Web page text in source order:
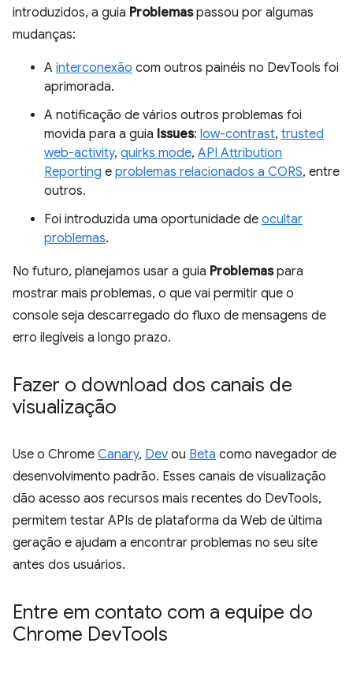
introduzidos, a guia Problemaspassou por algumas
mudanças:
A interconexão com outros painéis no DevTools foi
aprimorada.
A notificação de vários outros problemas foi
movida para a guia Issues: low-contrast, trusted
web-activity, quirks mode, API Attribution
Reporting e problemas relacionados a CORS, entre
outros.
Foi introduzida uma oportunidade de ocultar
problemas.
No futuro, planejamos usar a guia Problemaspara
mostrar mais problemas, o que vai permitir que o
console seja descarregado do fluxo de mensagens de
erro ilegíveis a longo prazo.
Fazer o download dos canais de
visualização
Use o Chrome Canary, Dev ou Beta como navegador de
desenvolvimento padrão. Esses canais de visualização
dão acesso aos recursos mais recentes do DevTools,
permitem testar APIs de plataforma da Web de última
geração e ajudam a encontrar problemas no seu site
antes dos usuários.
Entre em contato com a equipe do
Chrome DevTools